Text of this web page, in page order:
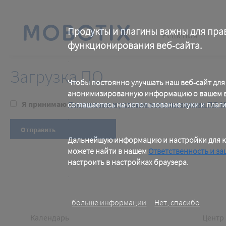
Продукты и плагины важны для
функционирования веб-сайта.
Чтобы постоянно улучшать наш веб-сайт для
анонимизированную информацию о вашем
соглашаетесь на использование куки и
.
Дальнейшую информацию и настройки для
можете найти в нашем Ответственность и
настроить в настройках браузера.
больше информации Нет, спасибо
content
Main
navigation
Решения
Загрузка ПО
Я принимаю Положения и условия использования ПО
Footer
Календарь Центр